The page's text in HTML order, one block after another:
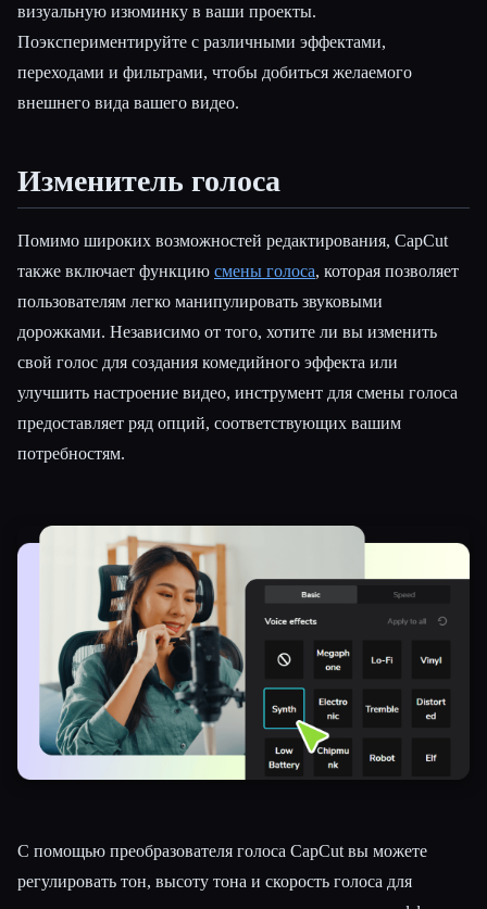
визуальную изюминку в ваши проекты.
Поэкспериментируйте с различными эффектами,
переходами и фильтрами, чтобы добиться желаемого
внешнего вида вашего видео.
Изменитель голоса
Помимо широких возможностей редактирования, CapCut
также включает функцию смены голоса, которая позволяет
пользователям легко манипулировать звуковыми
дорожками. Независимо от того, хотите ли вы изменить
свой голос для создания комедийного эффекта или
улучшить настроение видео, инструмент для смены голоса
предоставляет ряд опций, соответствующих вашим
потребностям.
С помощью преобразователя голоса CapCut вы можете
регулировать тон, высоту тона и скорость голоса для